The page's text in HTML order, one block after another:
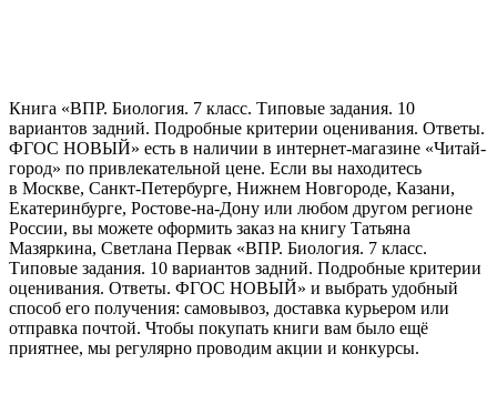
Книга «ВПР. Биология. 7 класс. Типовые задания. 10
вариантов задний. Подробные критерии оценивания. Ответы.
ФГОС НОВЫЙ» есть в наличии в интернет-магазине «Читай-
город» по привлекательной цене. Если вы находитесь
в Москве, Санкт-Петербурге, Нижнем Новгороде, Казани,
Екатеринбурге, Ростове-на-Дону или любом другом регионе
России, вы можете оформить заказ на книгу Татьяна
Мазяркина, Светлана Первак «ВПР. Биология. 7 класс.
Типовые задания. 10 вариантов задний. Подробные критерии
оценивания. Ответы. ФГОС НОВЫЙ» и выбрать удобный
способ его получения: самовывоз, доставка курьером или
отправка почтой. Чтобы покупать книги вам было ещё
приятнее, мы регулярно проводим акции и конкурсы.